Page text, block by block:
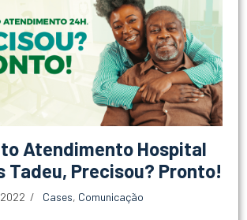
Atendimento Hospital
Tadeu, Precisou? Pronto!
Cases, Comunicação